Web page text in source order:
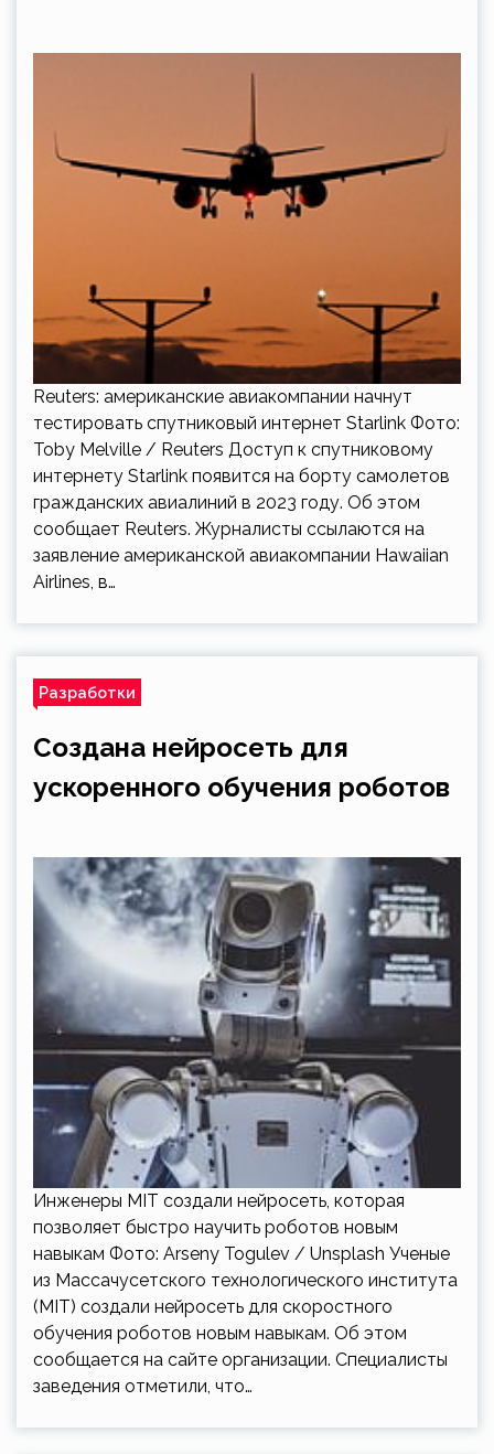
Reuters: американские авиакомпании начнут
тестировать спутниковый интернет Starlink Фото:
Toby Melville / Reuters Доступ к спутниковому
интернету Starlink появится на борту самолетов
гражданских авиалиний в 2023 году. Об этом
сообщает Reuters. Журналисты ссылаются на
заявление американской авиакомпании Hawaiian
Airlines, в…
Разработки
Создана нейросеть для
ускоренного обучения роботов
Инженеры MIT создали нейросеть, которая
позволяет быстро научить роботов новым
навыкам Фото: Arseny Togulev / Unsplash Ученые
из Массачусетского технологического института
(MIT) создали нейросеть для скоростного
обучения роботов новым навыкам. Об этом
сообщается на сайте организации. Специалисты
заведения отметили, что…